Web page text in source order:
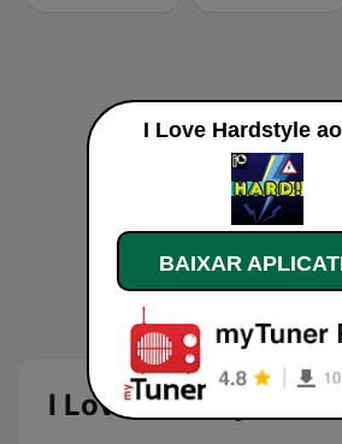
I Love Hardstyle
I Love Hardstyle
BAIXAR